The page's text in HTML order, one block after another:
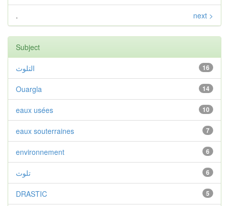
. next >
Subject
16 التلوث
14
Ouargla
10
eaux usées
7
eaux souterraines
6
environnement
6 تلوث
5
DRASTIC